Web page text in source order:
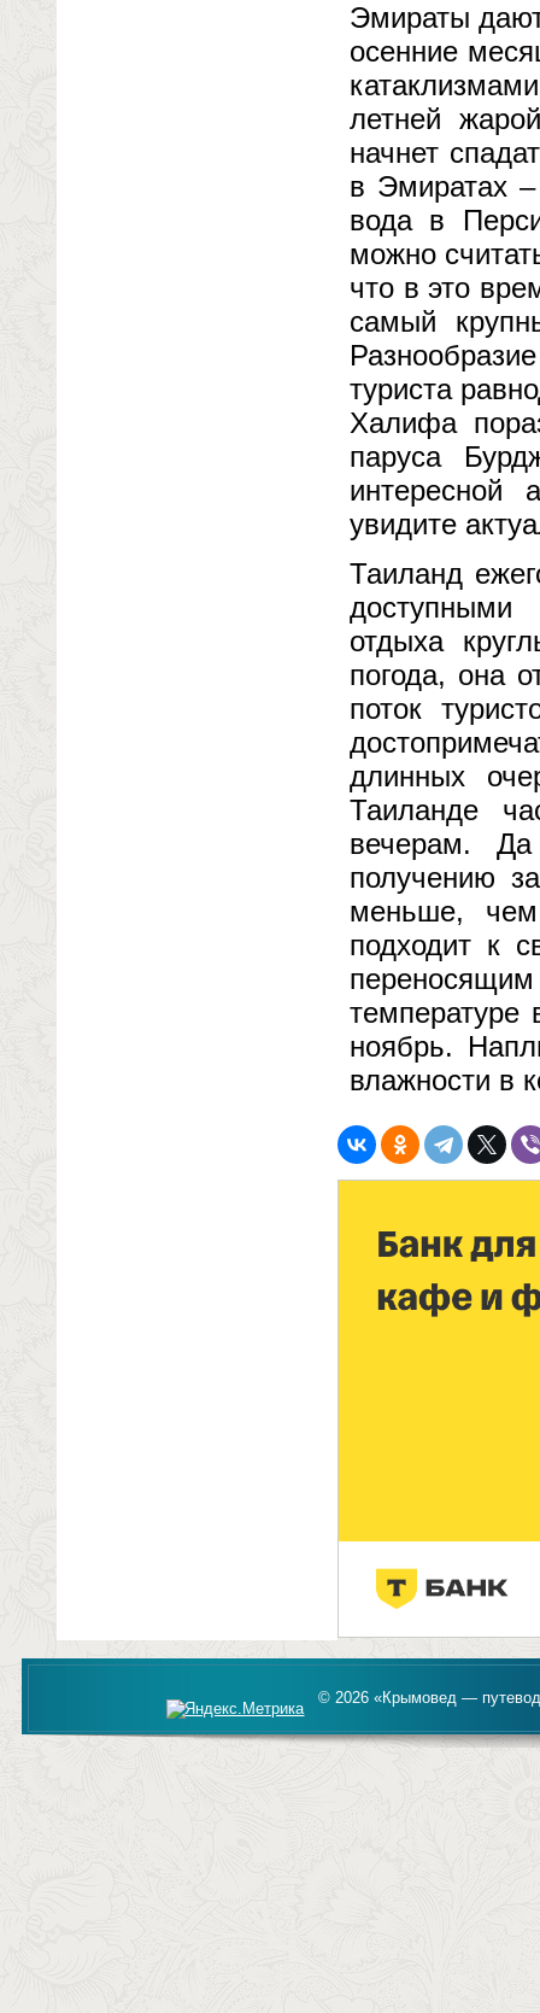
Эмираты
осенние
летней
начнет
в Эмиратах –
вода в
можно
что в это
самый
туриста
Халифа
паруса
интересной
увидите
Таиланд
отдыха
погода, она
поток
длинных
Таиланде
вечерам.
получению
меньше,
подходит к
температуре
ноябрь.
влажности в
© 2026 «Крымовед —